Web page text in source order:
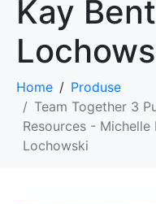
Kay
Home
Produse
Team Together 3
Resources - Michelle
Lochowski